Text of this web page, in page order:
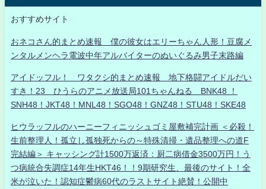
おすすめサイト
おネコさん的まとめ速報 僕の彼女はエリーちゃん人形！豆腐メ
ンタルメンヘラ電波中年アルバイターのぬいぐるみ男子末路編
アイドッフル！ ワタクシ的まとめ速報 地下格闘アイドルだい
すき！23 ひうらのアニメ放送局101ちゃんねる BNK48 ！
SNH48！JKT48！MNL48！SGO48！GNZ48！STU48！SKE48
ヒウラッフルのハーニーフィニッシュゴミ屋敷補完計画 ＜必殺！
生前整理人！孤立し孤独死からの～特殊清掃・遺品整理への道F
完結編＞ キャッシング計1500万返済：厨二病借金3500万円！う
つ病統合失調症14年生HKT46！！9期研究生、最後のサイト！全
米が泣いた！認知症鬱病60代のラストサイト絶賛！公開中